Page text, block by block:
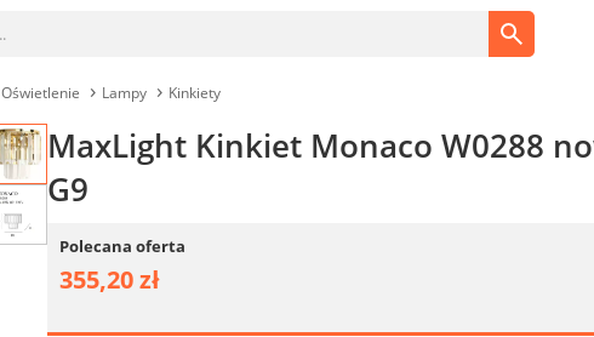
Oświetlenie Lampy Kinkiety
MaxLight Kinkiet Monaco W0288
G9
Polecana oferta
355,20 zł